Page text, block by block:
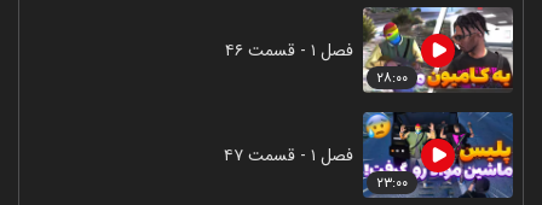
۲۸:۰۰
فصل ۱ - قسمت ۴۶
۲۳:۰۰
فصل ۱ - قسمت ۴۷